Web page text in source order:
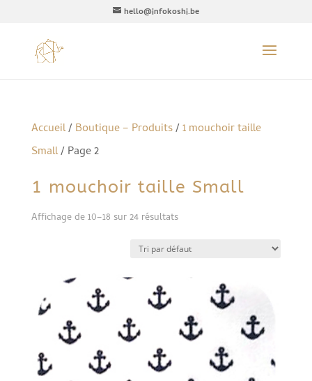
hello@infokoshi.be
Accueil/Boutique – Produits/1 mouchoir taille
Small/ Page 2
1 mouchoir taille Small
Affichage de 10–18 sur 24 résultats